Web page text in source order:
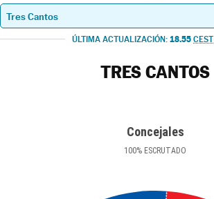
ÚLTIMA ACTUALIZACIÓN: 18.55 CEST
TRES CANTOS
Concejales
100% ESCRUTADO